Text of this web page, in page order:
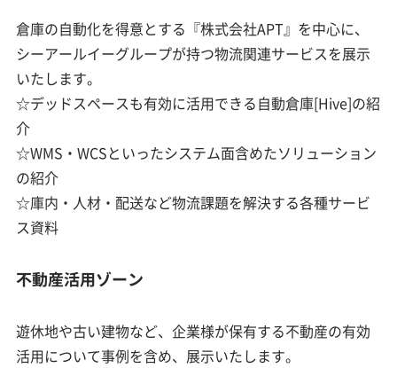
倉庫の自動化を得意とする『株式会社APT』を中心に、
シーアールイーグループが持つ物流関連サービスを展示
いたします。
☆デッドスペースも有効に活用できる自動倉庫[Hive]の紹
介
☆WMS・WCSといったシステム面含めたソリューション
の紹介
☆庫内・人材・配送など物流課題を解決する各種サービ
ス資料
不動産活用ゾーン
遊休地や古い建物など、企業様が保有する不動産の有効
活用について事例を含め、展示いたします。